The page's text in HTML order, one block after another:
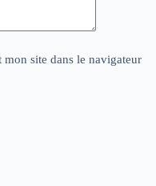
site dans le navigateur